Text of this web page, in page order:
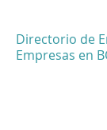
Directorio de
Empresas en